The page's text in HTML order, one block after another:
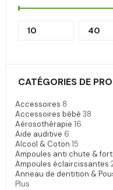
CATÉGORIES DE
Accessoires 8
Accessoires bébé 38
Aérosothérapie 16
Aide auditive 6
Alcool & Coton 15
Ampoules anti chute &
Ampoules éclaircissantes
Anneau de dentition &
Plus